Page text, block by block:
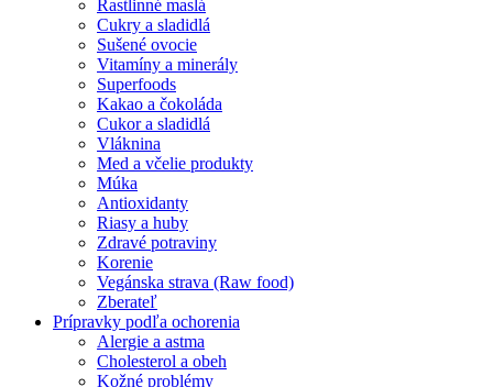
Rastlinné maslá
Cukry a sladidlá
Sušené ovocie
Vitamíny a minerály
Superfoods
Kakao a čokoláda
Cukor a sladidlá
Vláknina
Med a včelie produkty
Múka
Antioxidanty
Riasy a huby
Zdravé potraviny
Korenie
Vegánska strava (Raw food)
Zberateľ
Prípravky podľa ochorenia
Alergie a astma
Cholesterol a obeh
Kožné problémy